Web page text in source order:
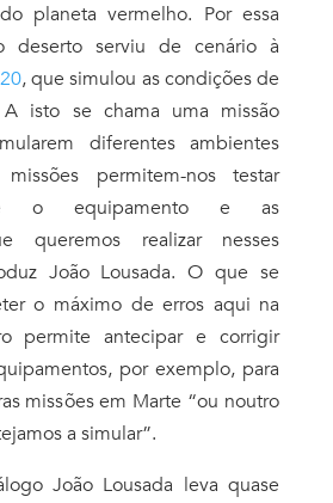
planeta vermelho. Por essa
deserto serviu de cenárioà
, que simulou as condições de
isto se chama uma missão
diferentes ambientes
missões permitem-nos testar
o equipamento e as
queremos realizar nesses
João Lousada. O que se
o máximo de erros aqui na
permiteantecipar e corrigir
por exemplo, para
missõesem Marte “ou noutro
a simular”.
João Lousada leva quase